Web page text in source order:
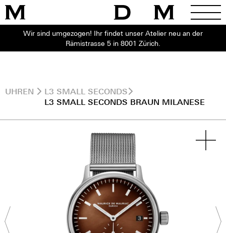
Wir sind umgezogen! Ihr findet unser Atelier neu an der
Rämistrasse 5 in 8001 Zürich.
UHREN
L3 SMALL SECONDS
L3 SMALL SECONDS BRAUN MILANESE